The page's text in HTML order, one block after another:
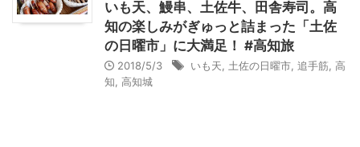
いも天、鰻串、土佐牛、田舎寿司。高
知の楽しみがぎゅっと詰まった「土佐
の日曜市」に大満足！ #高知旅
2018/5/3 いも天 土佐の日曜市 追手筋 高
知 高知城